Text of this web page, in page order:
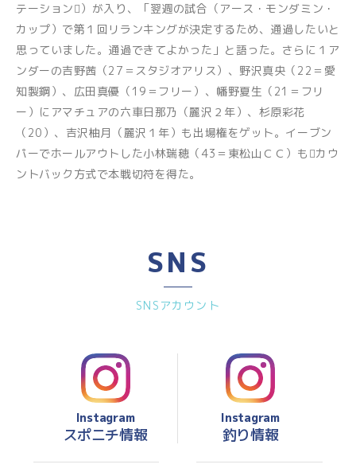
テーション）が入り、「翌週の試合（アース・モンダミン・
カップ）で第１回リランキングが決定するため、通過したいと
思っていました。通過できてよかった」と語った。さらに１ア
ンダーの吉野茜（27＝スタジオアリス）、野沢真央（22＝愛
知製鋼）、広田真優（19＝フリー）、幡野夏生（21＝フリ
ー）にアマチュアの六車日那乃（麗沢２年）、杉原彩花
（20）、吉沢柚月（麗沢１年）も出場権をゲット。イーブン
パーでホールアウトした小林瑞穂（43＝東松山ＣＣ）もカウ
ントバック方式で本戦切符を得た。
SNS
SNSアカウント
Instagram
スポニチ情報
Instagram
釣り情報